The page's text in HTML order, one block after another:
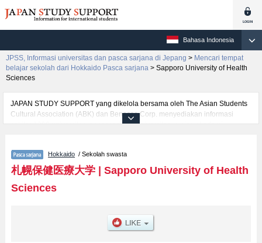
Bahasa Indonesia
JPSS, Informasi universitas dan pasca sarjana di Jepang > Mencari tempat
belajar sekolah dari Hokkaido Pasca sarjana > Sapporo University of Health
Sciences
JAPAN STUDY SUPPORT yang dikelola bersama oleh The Asian Students
Cultural Association (ABK) dan Benesse Corp. menyediakan informasi
sekitar 1300 universitas, pascasarjana, universitas yunior, akademi
mencakup informasi per jurusan riset seperti %% research %%, serta
berbagai informasi yang berguna bagi mahasiswa(i) mancanegara seperti
kuota untuk jumlah pendaftar dan jumlah kelulusan ujian masuk
mahasiswa(i) mancanegara, informasi mengenai ujian masuk, prasarana
Hokkaido / Sekolah swasta
札幌保健医療大学| Sapporo University of Health
Sciences